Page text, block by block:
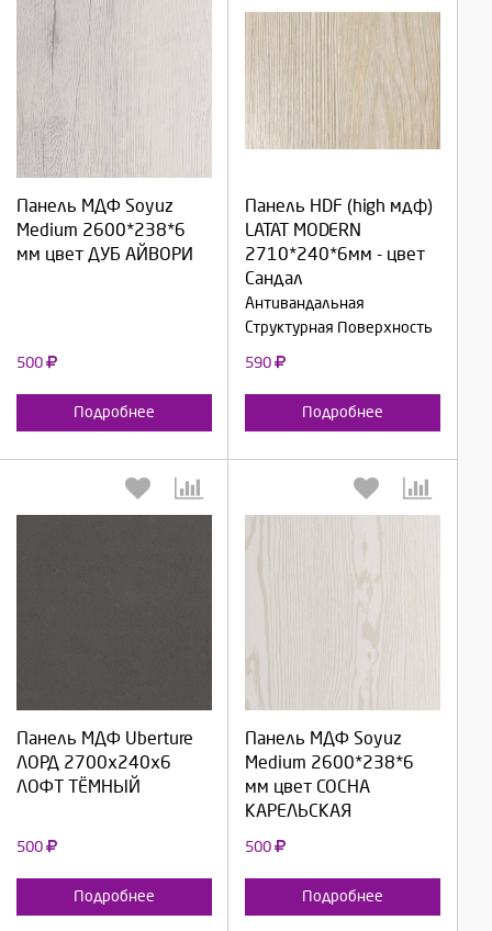
Панель МДФ Soyuz
Medium 2600*238*6
мм цвет ДУБ АЙВОРИ
500
Подробнее
Выберите количество:
Продолжить
Панель HDF (high мдф)
LATAT MODERN
2710*240*6мм - цвет
Сандал
Антивандальная
Структурная Поверхность
590
Подробнее
Выберите количество:
Продолжить
Панель МДФ Uberture
ЛОРД 2700х240х6
ЛОФТ ТЁМНЫЙ
500
Подробнее
Продолжить
Отмена
Панель МДФ Soyuz
Medium 2600*238*6
мм цвет СОСНА
КАРЕЛЬСКАЯ
500
Подробнее
Выберите количество:
Продолжить
Отмена